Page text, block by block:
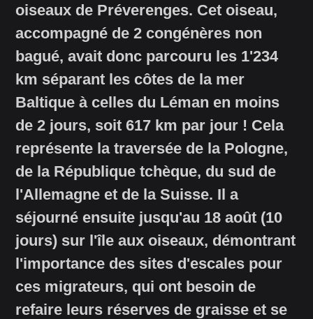
oiseaux de Préverenges. Cet oiseau,
accompagné de 2 congénères non
bagué, avait donc parcouru les 1'234
km séparant les côtes de la mer
Baltique à celles du Léman en moins
de 2 jours, soit 617 km par jour ! Cela
représente la traversée de la Pologne,
de la République tchèque, du sud de
l'Allemagne et de la Suisse. Il a
séjourné ensuite jusqu'au 18 août (10
jours) sur l'île aux oiseaux, démontrant
l'importance des sites d'escales pour
ces migrateurs, qui ont besoin de
refaire leurs réserves de graisse et se